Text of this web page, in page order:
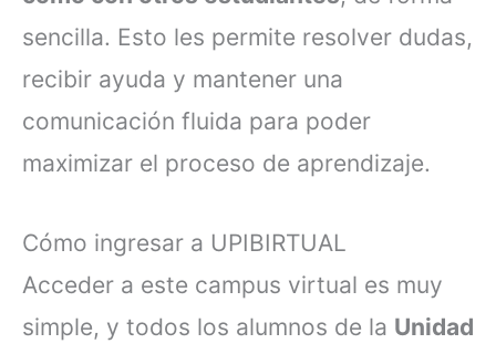
sencilla. Esto les permite resolver dudas,
recibir ayuda y mantener una
comunicación fluida para poder
maximizar el proceso de aprendizaje.
Cómo ingresar a UPIBIRTUAL
Acceder a este campus virtual es muy
simple, y todos los alumnos de la Unidad